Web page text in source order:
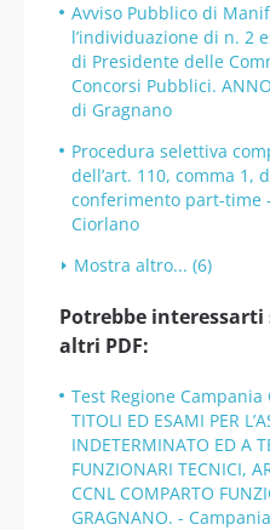
Avviso Pubblico di
l’individuazione di n. 2
di Presidente delle
Concorsi Pubblici.
di Gragnano
Procedura selettiva
dell’art. 110, comma 1,
conferimento part-time
Ciorlano
Mostra altro... (6)
Potrebbe
altri PDF:
Test Regione Campania
TITOLI ED ESAMI PER
INDETERMINATO ED A
FUNZIONARI TECNICI,
CCNL COMPARTO
GRAGNANO. -